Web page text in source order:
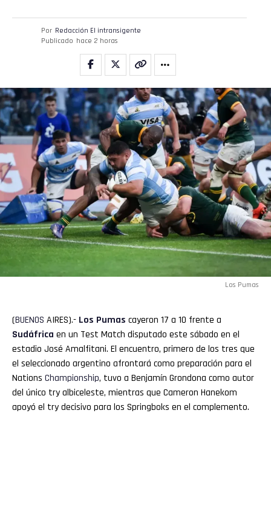
Por Redacción El intransigente
Publicado hace 2 horas
Los Pumas
(BUENOS AIRES).- Los Pumas cayeron 17 a 10 frente a
Sudáfrica en un Test Match disputado este sábado en el
estadio José Amalfitani. El encuentro, primero de los tres que
el seleccionado argentino afrontará como preparación para el
Nations Championship, tuvo a Benjamín Grondona como autor
del único try albiceleste, mientras que Cameron Hanekom
apoyó el try decisivo para los Springboks en el complemento.